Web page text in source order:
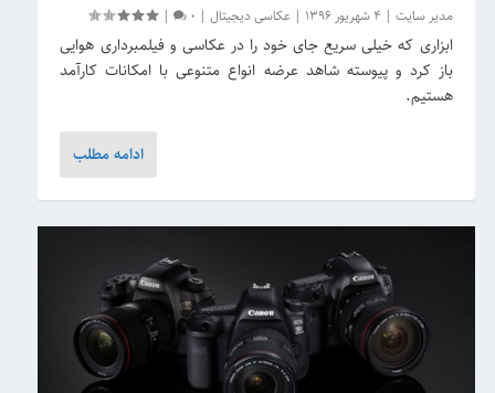
مدیر سایت | 4 شهریور 1396 |عکاسی دیجیتال |
0
|
ابزاری که خیلی سریع جای خود را در عکاسی و فیلمبرداری هوایی
باز کرد و پیوسته شاهد عرضه انواع متنوعی با امکانات کارآمد
هستیم.
ادامه مطلب